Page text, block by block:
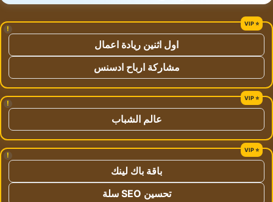
!
اول اثنين ريادة اعمال
مشاركة ارباح ادسنس
!
عالم الشباب
!
باقة باك لينك
تحسين SEO سلة